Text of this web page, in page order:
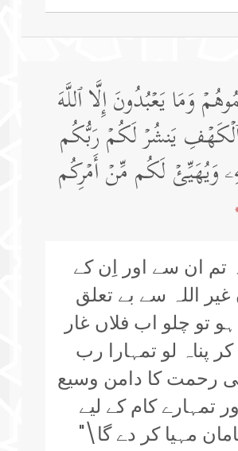
وَمَا یَعۡبُدُونَ إِلَّا ٱللَّهَ
ٱلۡكَهۡفِ یَنشُرۡ لَكُمۡ رَبُّكُم
وَیُهَیِّئۡ لَكُم مِّنۡ أَمۡرِكُم
تم ان سے اور اِن کے
غیر اللہ سے بے تعلق
تو چلو اب فلاں غار
پناہ لو تمہارا رب
رحمت کا دامن وسیع
تمہارے کام کے لیے
مہیا کر دے گا\"